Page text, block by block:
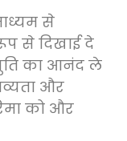
से
से दिखाई दे
का आनंद ले
और
को और